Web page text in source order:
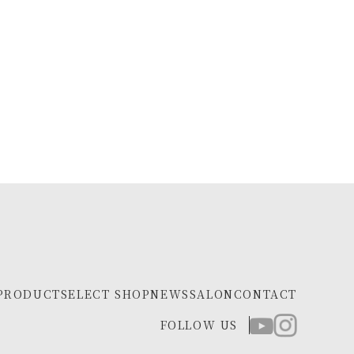
SELECT SHOPNEWSSALONCONTACT
FOLLOW US